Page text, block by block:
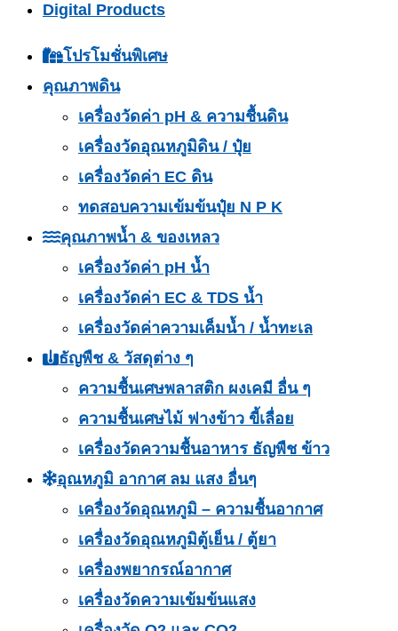
Digital Products
โปรโมชั่นพิเศษ
คุณภาพดิน
เครื่องวัดค่า pH & ความชื้นดิน
เครื่องวัดอุณหภูมิดิน / ปุ๋ย
เครื่องวัดค่า EC ดิน
ทดสอบความเข้มข้นปุ๋ย N P K
คุณภาพน้ำ & ของเหลว
เครื่องวัดค่า pH น้ำ
เครื่องวัดค่า EC & TDS น้ำ
เครื่องวัดค่าความเค็มน้ำ / น้ำทะเล
ธัญพืช & วัสดุต่าง ๆ
ความชื้นเศษพลาสติก ผงเคมี อื่น ๆ
ความชื้นเศษไม้ ฟางข้าว ขี้เลื่อย
เครื่องวัดความชื้นอาหาร ธัญพืช ข้าว
อุณหภูมิ อากาศ ลม แสง อื่นๆ
เครื่องวัดอุณหภูมิ – ความชื้นอากาศ
เครื่องวัดอุณหภูมิตู้เย็น / ตู้ยา
เครื่องพยากรณ์อากาศ
เครื่องวัดความเข้มข้นแสง